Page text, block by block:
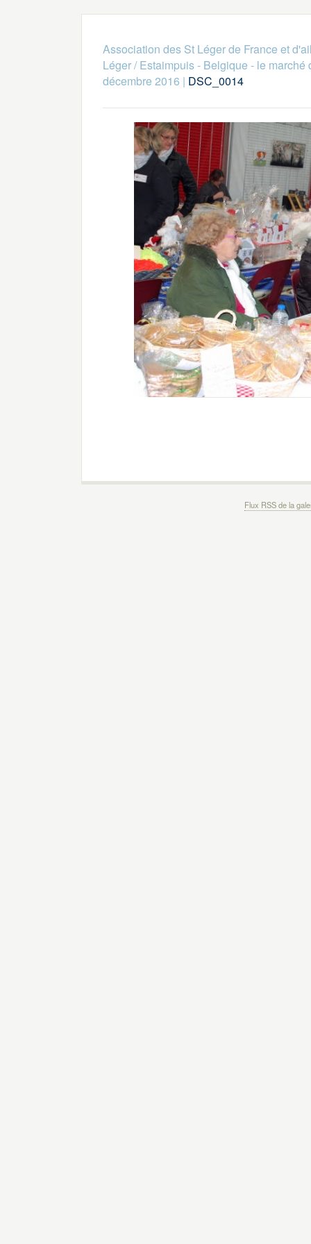
Association des St Léger de France et
Léger / Estaimpuis - Belgique - le
décembre 2016 | DSC_0014
Flux RSS de la